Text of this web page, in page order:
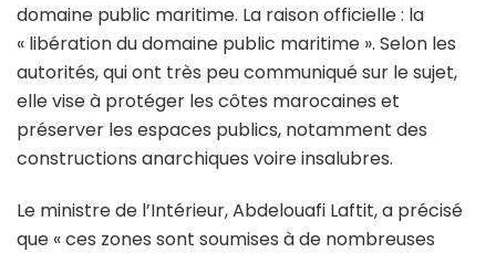
domaine public maritime. La raison officielle : la
« libération du domaine public maritime ». Selon les
autorités, qui ont très peu communiqué sur le sujet,
elle vise à protéger les côtes marocaines et
préserver les espaces publics, notamment des
constructions anarchiques voire insalubres.
Le ministre de l’Intérieur, Abdelouafi Laftit, a précisé
que « ces zones sont soumises à de nombreuses